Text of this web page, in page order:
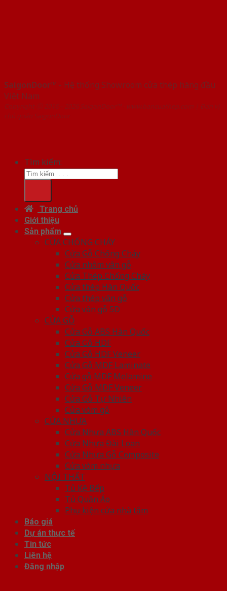
SaigonDoor™ - Hệ thống Showroom cửa thép hàng đầu
Việt Nam
Copyright ⓒ 2016 – 2026 SaigonDoor™ - www.bancuathep.com | Đơn vị
chủ quản SaigonDoor
Tìm kiếm:
Trang chủ
Giới thiệu
Sản phẩm
CỬA CHỐNG CHÁY
Cửa Gỗ Chống Cháy
Cửa nhôm vân gỗ
Cửa Thép Chống Cháy
Cửa thép Hàn Quốc
Cửa thép vân gỗ
Cửa vân gỗ 5D
CỬA GỖ
Cửa Gỗ ABS Hàn Quốc
Cửa Gỗ HDF
Cửa Gỗ HDF Veneer
Cửa Gỗ MDF Laminate
Cửa gỗ MDF Melamine
Cửa Gỗ MDF Veneer
Cửa Gỗ Tự Nhiên
Cửa vòm gỗ
CỬA NHỰA
Cửa Nhựa ABS Hàn Quốc
Cửa Nhựa Đài Loan
Cửa Nhựa Gỗ Composite
Cửa vòm nhựa
NỘI THẤT
Tủ Kệ Bếp
Tủ Quần Áo
Phụ kiện cửa nhà tắm
Báo giá
Dự án thực tế
Tin tức
Liên hệ
Đăng nhập